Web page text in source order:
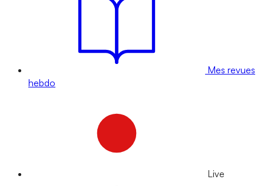
Mes revues
hebdo
Live